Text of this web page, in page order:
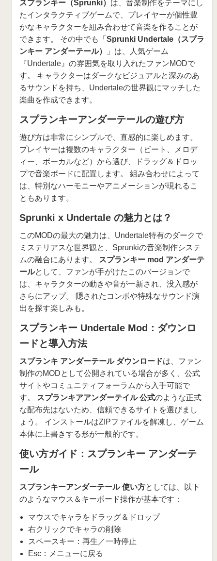
スプランキー（Sprunki） は、音楽制作をテーマにし
たインタラクティブゲームで、プレイヤーが個性豊
かなキャラクターを組み合わせて音楽を作ることが
できます。 その中でも「 Sprunki Undertale（スプラ
ンキー アンダーテール）
」は、人気ゲーム
『Undertale』の雰囲気を取り入れたファンMODで
す。 キャラクターはダークなビジュアルと深みのあ
るサウンドを持ち、Undertaleの世界観にマッチした
楽曲を作成できます。
スプランキーアンダーテールの遊び方
遊び方は非常にシンプルで、直感的に楽しめます。
プレイヤーは複数のキャラクター（ビート、メロデ
ィー、ボーカルなど）から選び、ドラッグ＆ドロッ
プで音楽ボードに配置します。 組み合わせによって
は、特別なハーモニーやアニメーションが現れるこ
ともあります。
Sprunki x Undertale の魅力とは？
このMODの最大の魅力は、Undertale特有のダークで
ミステリアスな世界観と、Sprunkiの音楽制作システ
ムの融合にあります。
スプランキー mod アンダーテ
ールとして、ファンが手がけたこのバージョンで
は、キャラクターの動きや音が一新され、没入感が
さらにアップ。 隠されたコンボや特殊なサウンド演
出を探す楽しみも。
スプランキー Undertale Mod：ダウンロ
ードと導入方法
スプランキ アンダーテール ダウンロードは、ファン
制作のMODとして公開されている場合が多く、公式
サイトやコミュニティフォーラムから入手可能で
す。
スプランキアアンダーテイル 公式のような正式
な配布先はないため、信頼できるサイトを選びまし
ょう。 インストールはZIPファイルを解凍し、ゲーム
本体に上書きする形が一般的です。
使い方ガイド：スプランキー アンダーテ
ール
スプランキーアンダーテール 使い方としては、以下
のようなマウス＆キーボード操作が基本です：
マウスでキャラをドラッグ＆ドロップ
右クリックでキャラの削除
スペースキー：再生／一時停止
Esc：メニューに戻る